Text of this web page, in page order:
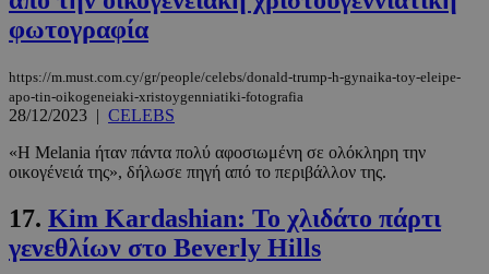
φωτογραφία
https://m.must.com.cy/gr/people/celebs/donald-trump-h-gynaika-toy-eleipe-
apo-tin-oikogeneiaki-xristoygenniatiki-fotografia
28/12/2023 | CELEBS
«Η Melania ήταν πάντα πολύ αφοσιωμένη σε ολόκληρη την
οικογένειά της», δήλωσε πηγή από το περιβάλλον της.
17. Kim Kardashian: Το χλιδάτο πάρτι
γενεθλίων στο Beverly Hills
PinToTopCookie www.must.com.cy 12 ώρες
__cf_bm
Cloudflare Inc.